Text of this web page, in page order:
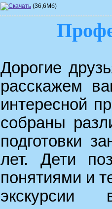
(36,6Мб)
Дорогие
расскажем
интересной
собраны
подготовки
лет. Дети
понятиями и